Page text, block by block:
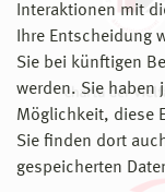
Interaktionen mit
Ihre Entscheidung
Sie bei künftigen
werden. Sie haben
Möglichkeit, diese
Sie finden dort
gespeicherten